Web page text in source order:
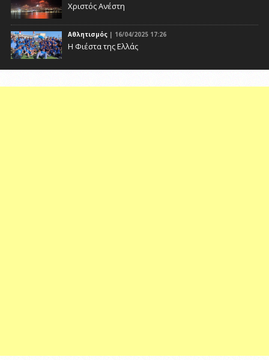
Χριστός Ανέστη
Αθλητισμός | 16/04/2025 17:26
Η Φιέστα της Ελλάς